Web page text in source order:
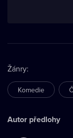
Žánry:
Komedie
Autor předlohy